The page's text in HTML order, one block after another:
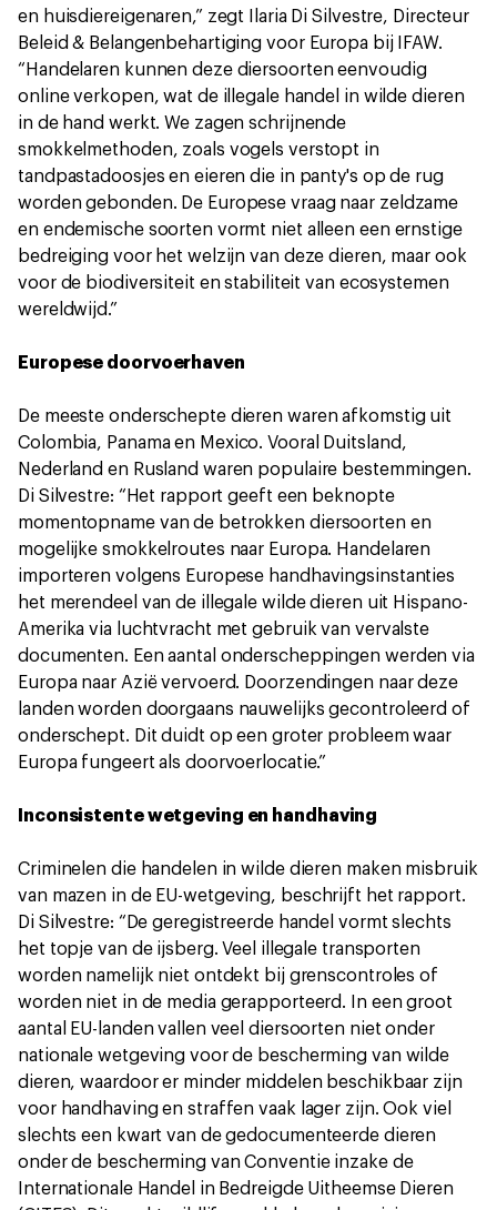
en huisdiereigenaren,” zegt Ilaria Di Silvestre, Directeur
Beleid & Belangenbehartiging voor Europa bij IFAW.
“Handelaren kunnen deze diersoorten eenvoudig
online verkopen, wat de illegale handel in wilde dieren
in de hand werkt. We zagen schrijnende
smokkelmethoden, zoals vogels verstopt in
tandpastadoosjes en eieren die in panty's op de rug
worden gebonden. De Europese vraag naar zeldzame
en endemische soorten vormt niet alleen een ernstige
bedreiging voor het welzijn van deze dieren, maar ook
voor de biodiversiteit en stabiliteit van ecosystemen
wereldwijd.”
Europese doorvoerhaven
De meeste onderschepte dieren waren afkomstig uit
Colombia, Panama en Mexico. Vooral Duitsland,
Nederland en Rusland waren populaire bestemmingen.
Di Silvestre: “Het rapport geeft een beknopte
momentopname van de betrokken diersoorten en
mogelijke smokkelroutes naar Europa. Handelaren
importeren volgens Europese handhavingsinstanties
het merendeel van de illegale wilde dieren uit Hispano-
Amerika via luchtvracht met gebruik van vervalste
documenten. Een aantal onderscheppingen werden via
Europa naar Azië vervoerd. Doorzendingen naar deze
landen worden doorgaans nauwelijks gecontroleerd of
onderschept. Dit duidt op een groter probleem waar
Europa fungeert als doorvoerlocatie.”
Inconsistente wetgeving en handhaving
Criminelen die handelen in wilde dieren maken misbruik
van mazen in de EU-wetgeving, beschrijft het rapport.
Di Silvestre: “De geregistreerde handel vormt slechts
het topje van de ijsberg. Veel illegale transporten
worden namelijk niet ontdekt bij grenscontroles of
worden niet in de media gerapporteerd. In een groot
aantal EU-landen vallen veel diersoorten niet onder
nationale wetgeving voor de bescherming van wilde
dieren, waardoor er minder middelen beschikbaar zijn
voor handhaving en straffen vaak lager zijn. Ook viel
slechts een kwart van de gedocumenteerde dieren
onder de bescherming van Conventie inzake de
Internationale Handel in Bedreigde Uitheemse Dieren